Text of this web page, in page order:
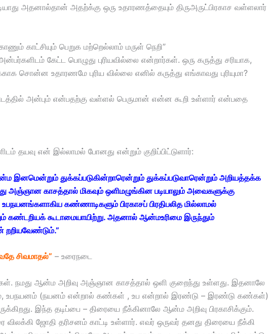
அதனால்தான் அதற்க்கு ஒரு உதாரணத்தையும் திருஅருட்பிரகாச வள்ளலார்
காட்சியும் பெறுக மற்றெல்லாம் மருள் நெறி”
கேட்ட பொழுது புரியவில்லை என்றார்கள். ஒரு கருத்து சரியாக,
சொன்ன உதாரணமே புரிய வில்லை எனில் கருத்து எங்காவது புரியுமா?
அன்பும் என்பதற்கு வள்ளல் பெருமான் என்ன கூறி உள்ளார் என்பதை
தயவு என் இல்லாமல் போனது என்றும் குறிப்பிட்டுளார்:
இனமென்றும் துக்கப்படுகின்றாரென்றும் துக்கப்படுவாரென்றும் அறியத்தக்க
காசத்தால் மிகவும் ஒளிமழுங்கின படியாலும் அவைகளுக்கு
கண்ணாடிகளும் பிரகாசப் பிரதிபலித மில்லாமல்
கண்டறியக் கூடாமையாயிற்று. அதனால் ஆன்மஉரிமை இருந்தும்
றறியவேண்டும்.”
சிவமாதல்” – உரைநடை
நமது ஆன்ம அறிவு அஞ்ஞான காசத்தால் ஒளி குறைந்து உள்ளது. இதனாலே
உபநயனம் (நயனம் என்றால் கண்கள் , உப என்றால் இரண்டு – இரண்டு கண்கள்)
இந்த தடிப்பை – திரையை நீக்கினாலே ஆன்ம அறிவு பிரகாசிக்கும்.
ஜோதி தரிசனம் காட்டி உள்ளார். எவர் ஒருவர் தனது திரையை நீக்கி